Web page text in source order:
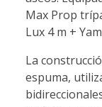
Max Prop
Lux 4 m +
La
espuma,